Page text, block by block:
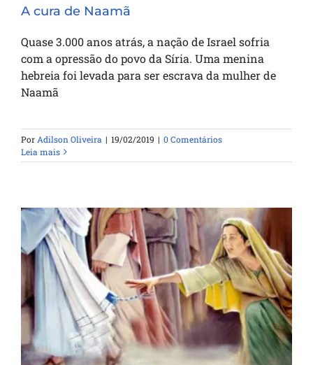
A cura de Naamã
Quase 3.000 anos atrás, a nação de Israel sofria
com a opressão do povo da Síria. Uma menina
hebreia foi levada para ser escrava da mulher de
Naamã
PorAdilson Oliveira | 19/02/2019 | 0 Comentários
Leia mais
A fé que cura